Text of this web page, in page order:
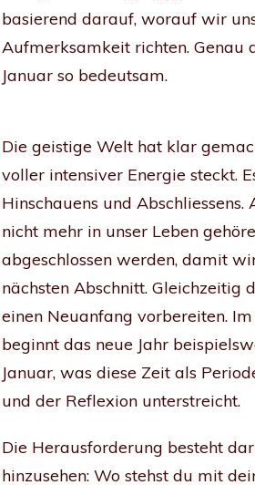
basierend darauf, worauf wir
Aufmerksamkeit richten. Genau
Januar so bedeutsam.
Die geistige Welt hat klar
voller intensiver Energie steckt.
Hinschauens und Abschliessens.
nicht mehr in unser Leben
abgeschlossen werden, damit
nächsten Abschnitt. Gleichzeitig
einen Neuanfang vorbereiten.
beginnt das neue Jahr
Januar, was diese Zeit als
und der Reflexion unterstreicht.
Die Herausforderung besteht
hinzusehen: Wo stehst du mit